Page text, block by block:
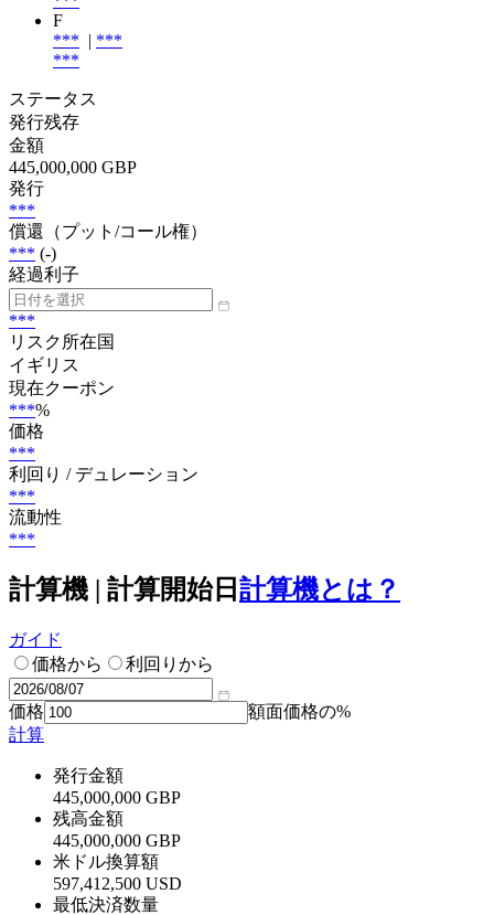
F
*** | ***
***
ステータス
発行残存
金額
445,000,000 GBP
発行
***
償還（プット/コール権）
*** (-)
経過利子
***
リスク所在国
イギリス
現在クーポン
***%
価格
***
利回り / デュレーション
***
流動性
***
計算機 | 計算開始日 計算機とは？
ガイド
価格から
利回りから
価格
額面価格の%
計算
発行金額
445,000,000 GBP
残高金額
445,000,000 GBP
米ドル換算額
597,412,500 USD
最低決済数量